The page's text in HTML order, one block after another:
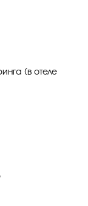
(в отеле